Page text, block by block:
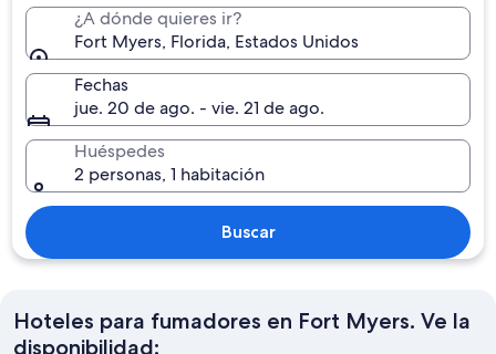
¿A dónde quieres ir?
Fort Myers, Florida, Estados Unidos
Fechas
jue. 20 de ago. - vie. 21 de ago.
Huéspedes
2 personas, 1 habitación
Buscar
Hoteles para fumadores en Fort Myers. Ve la
disponibilidad: